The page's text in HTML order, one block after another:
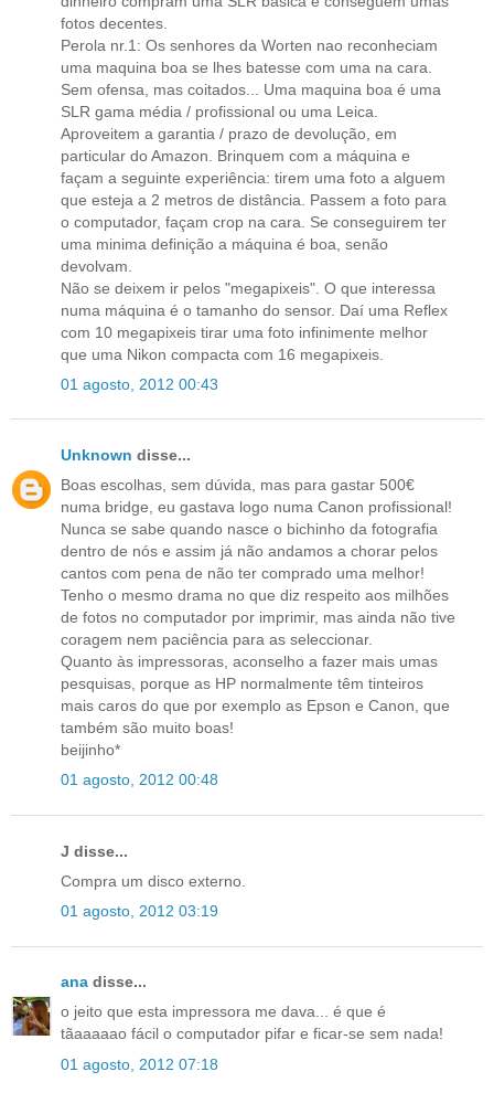
fotos decentes.
Perola nr.1: Os senhores da Worten nao reconheciam
uma maquina boa se lhes batesse com uma na cara.
Sem ofensa, mas coitados... Uma maquina boa é uma
SLR gama média / profissional ou uma Leica.
Aproveitem a garantia / prazo de devolução, em
particular do Amazon. Brinquem com a máquina e
façam a seguinte experiência: tirem uma foto a alguem
que esteja a 2 metros de distância. Passem a foto para
o computador, façam crop na cara. Se conseguirem ter
uma minima definição a máquina é boa, senão
devolvam.
Não se deixem ir pelos "megapixeis". O que interessa
numa máquina é o tamanho do sensor. Daí uma Reflex
com 10 megapixeis tirar uma foto infinimente melhor
que uma Nikon compacta com 16 megapixeis.
01 agosto, 2012 00:43
Unknown disse...
Boas escolhas, sem dúvida, mas para gastar 500€
numa bridge, eu gastava logo numa Canon profissional!
Nunca se sabe quando nasce o bichinho da fotografia
dentro de nós e assim já não andamos a chorar pelos
cantos com pena de não ter comprado uma melhor!
Tenho o mesmo drama no que diz respeito aos milhões
de fotos no computador por imprimir, mas ainda não tive
coragem nem paciência para as seleccionar.
Quanto às impressoras, aconselho a fazer mais umas
pesquisas, porque as HP normalmente têm tinteiros
mais caros do que por exemplo as Epson e Canon, que
também são muito boas!
beijinho*
01 agosto, 2012 00:48
J disse...
Compra um disco externo.
01 agosto, 2012 03:19
ana disse...
o jeito que esta impressora me dava... é que é
tãaaaaao fácil o computador pifar e ficar-se sem nada!
01 agosto, 2012 07:18